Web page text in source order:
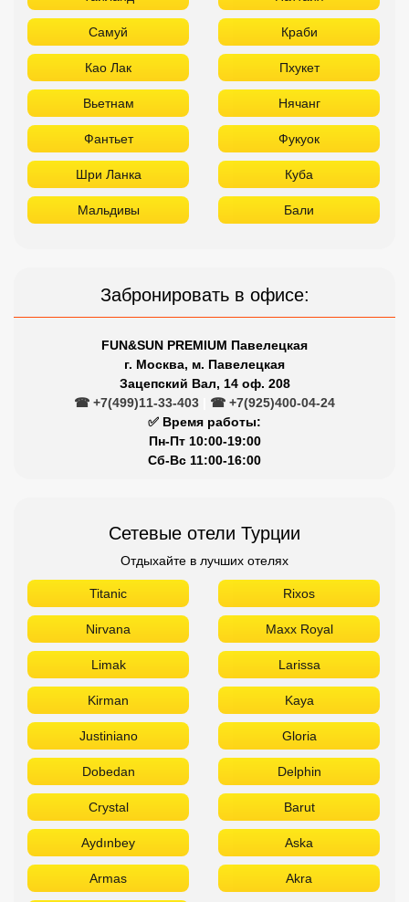
Самуй Краби
Као Лак Пхукет
Вьетнам Нячанг
Фантьет Фукуок
Шри Ланка Куба
Мальдивы Бали
Забронировать в офисе:
FUN&SUN PREMIUM Павелецкая
г. Москва, м. Павелецкая
Зацепский Вал, 14 оф. 208
☎ +7(499)11-33-403
☎ +7(925)400-04-24
✅ Время работы:
Пн-Пт 10:00-19:00
Сб-Вс 11:00-16:00
Сетевые отели Турции
Отдыхайте в лучших отелях
Titanic Rixos
Nirvana Maxx Royal
Limak Larissa
Kirman Kaya
Justiniano Gloria
Dobedan Delphin
Crystal Barut
Aydınbey Aska
Armas Akra